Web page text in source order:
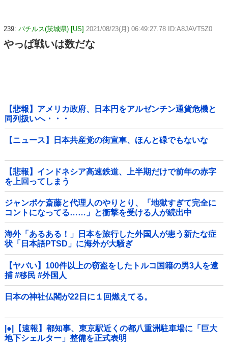
239: バチルス(茨城県) [US] 2021/08/23(月) 06:49:27.78 ID:A8JAVT5Z0
やっぱ戦いは数だな
【悲報】アメリカ政府、日本円をアルゼンチン通貨危機と
同列扱いへ・・・
【ニュース】日本共産党の街宣車、ほんと碌でもないな
【悲報】インドネシア高速鉄道、上半期だけで前年の赤字
を上回ってしまう
wwwwwwwwwwwwwwwwwwwwwwwwwwwwwwwwwww
wwwwwwwwww他
ジャンポケ斎藤と代理人のやりとり、「地獄すぎて完全に
コントになってる……」と衝撃を受ける人が続出中
海外「あるある！」日本を旅行した外国人が患う新たな症
状「日本語PTSD」に海外が大騒ぎ
【ヤバい】100件以上の窃盗をしたトルコ国籍の男3人を逮
捕 #移民 #外国人
日本の神社仏閣が22日に１回燃えてる。
|●|【速報】都知事、東京駅近くの都八重洲駐車場に「巨大
地下シェルター」整備を正式表明